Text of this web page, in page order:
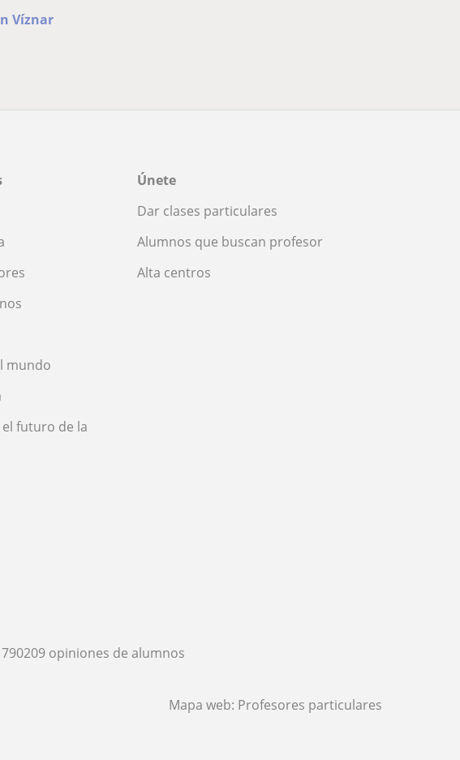
Víznar
mundo
futuro de la
Únete
Dar clases particulares
Alumnos que buscan profesor
Alta centros
790209 opiniones de alumnos
Mapa web: Profesores particulares